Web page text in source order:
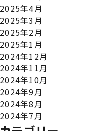
2025年4月
2025年3月
2025年2月
2025年1月
2024年12月
2024年11月
2024年10月
2024年9月
2024年8月
2024年7月